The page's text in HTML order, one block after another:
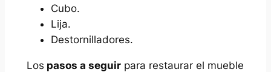
Cubo.
Lija.
Destornilladores.
Los pasos a seguirpara restaurar el mueble